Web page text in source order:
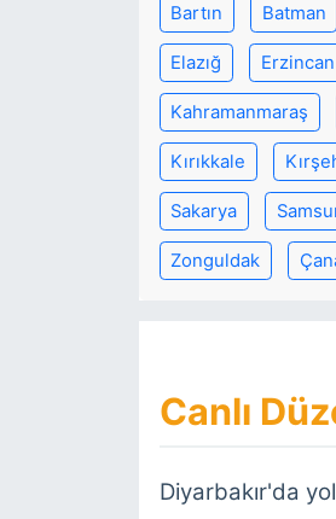
Bartın Batman
Elazığ Erzincan
Kahramanmaraş
Kırıkkale
Sakarya
Zonguldak
Canlı
Diyarbakır'da